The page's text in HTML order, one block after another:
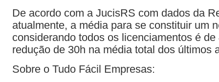
De acordo com a JucisRS com dados da
atualmente, a média para se constituir um
considerando todos os licenciamentos é de
redução de 30h na média total dos últimos
Sobre o Tudo Fácil Empresas: